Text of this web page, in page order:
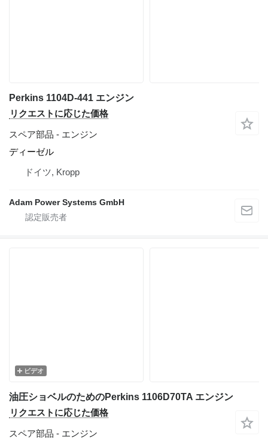
Perkins 1104D-441 エンジン
リクエストに応じた価格
スペア部品 - エンジン
ディーゼル
ドイツ, Kropp
Adam Power Systems GmbH
ビデオ
油圧ショベルのためのPerkins 1106D70TA エンジン
リクエストに応じた価格
スペア部品 - エンジン